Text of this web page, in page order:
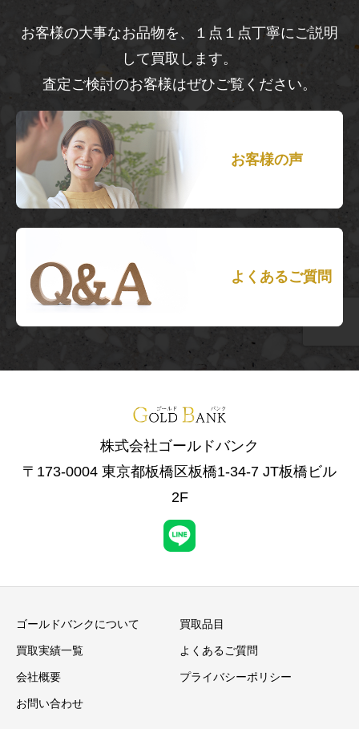
お客様の大事なお品物を、１点１点丁寧にご説明
して買取します。
査定ご検討のお客様はぜひご覧ください。
お客様の声
よくあるご質問
株式会社ゴールドバンク
〒173-0004 東京都板橋区板橋1-34-7 JT板橋ビル
2F
ゴールドバンクについて 買取品目
買取実績一覧 よくあるご質問
会社概要 プライバシーポリシー
お問い合わせ